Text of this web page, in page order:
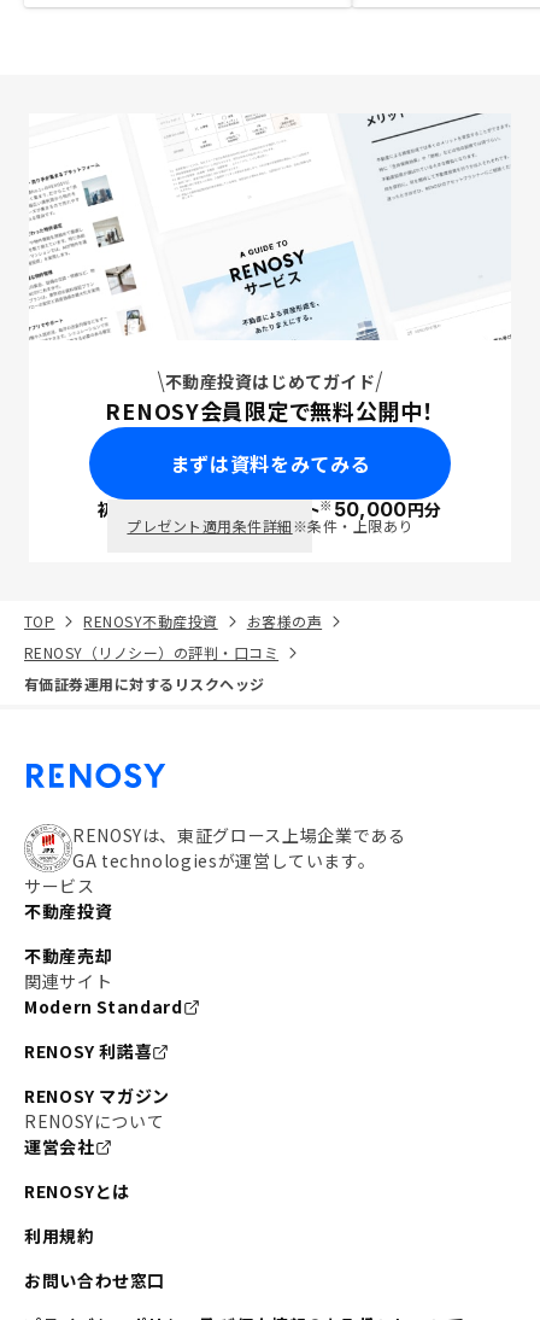
不動産投資はじめてガイド
RENOSY会員限定で無料公開中！
まずは資料をみてみる
初回面談で ポイント※50,000円分
プレゼント適用条件詳細※条件・上限あり
TOP RENOSY不動産投資
お客様の声
RENOSY（リノシー）の評判・口コミ
有価証券運用に対するリスクヘッジ
RENOSYは、東証グロース上場企業である
GA technologiesが運営しています。
サービス
不動産投資
不動産売却
関連サイト
Modern Standard
RENOSY 利諾喜
RENOSY マガジン
RENOSYについて
運営会社
RENOSYとは
利用規約
お問い合わせ窓口